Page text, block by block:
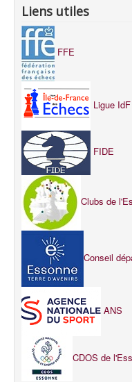
Liens utiles
FFE
Ligue IdF
FIDE
Clubs de
Conseil
ANS
CDOS de